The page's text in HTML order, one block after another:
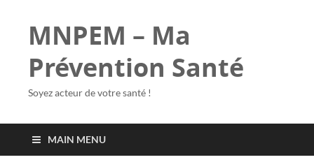
MNPEM – Ma
Prévention Santé
Soyez acteur de votre santé !
MAIN MENU